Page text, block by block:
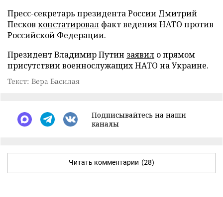
Пресс-секретарь президента России Дмитрий
Песков констатировал факт ведения НАТО против
Российской Федерации.
Президент Владимир Путин заявил о прямом
присутствии военнослужащих НАТО на Украине.
Текст: Вера Басилая
Подписывайтесь на наши
каналы
Читать комментарии (28)